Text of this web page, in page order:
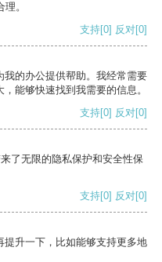
。
支持[0] 反对[0]
的办公提供帮助。我经常需要
能够快速找到我需要的信息。
支持[0] 反对[0]
了无限的隐私保护和安全性保
支持[0] 反对[0]
升一下，比如能够支持更多地